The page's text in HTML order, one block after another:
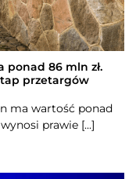
ponad 86 mln zł.
przetargów
ma wartość ponad
prawie [...]